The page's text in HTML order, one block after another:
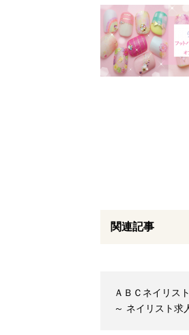
関連記事
ＡＢＣネイリス
～ ネイリスト求